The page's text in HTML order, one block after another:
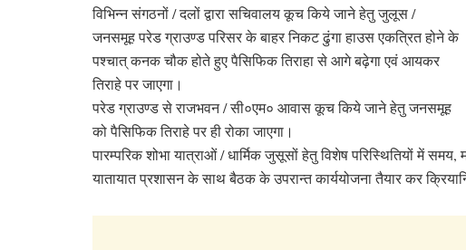
विभिन्न संगठनों / दलों द्वारा सचिवालय कूच किये जाने हेतु जुलूस /
जनसमूह परेड ग्राउण्ड परिसर के बाहर निकट ढुंगा हाउस एकत्रित होने के
पश्चात् कनक चौक होते हुए पैसिफिक तिराहा से आगे बढ़ेगा एवं आयकर
तिराहे पर जाएगा।
परेड ग्राउण्ड से राजभवन / सी०एम० आवास कूच किये जाने हेतु जनसमूह
को पैसिफिक तिराहे पर ही रोका जाएगा।
पारम्परिक शोभा यात्राओं / धार्मिक जुसूसों हेतु विशेष परिस्थितियों में
यातायात प्रशासन के साथ बैठक के उपरान्त कार्ययोजना तैयार कर